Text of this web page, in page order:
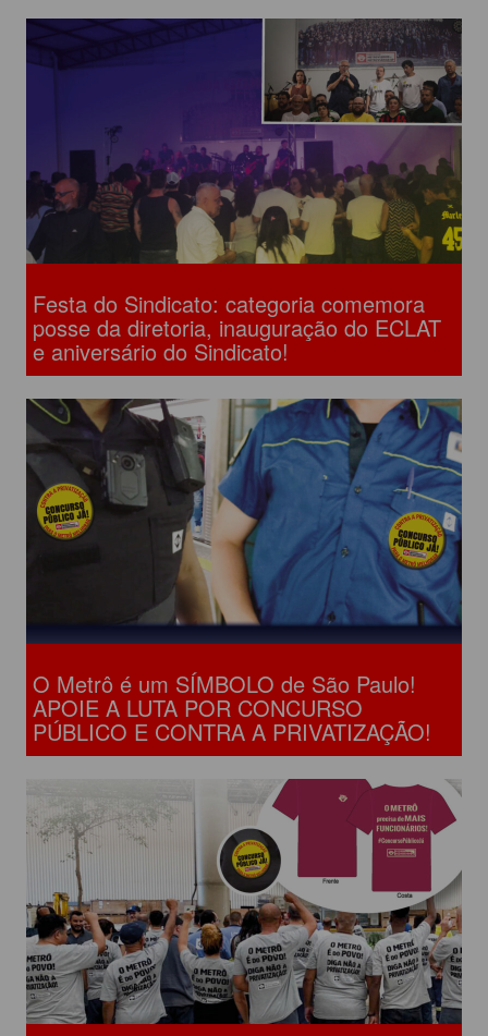
Festa do Sindicato: categoria comemora
posse da diretoria, inauguração do ECLAT
e aniversário do Sindicato!
O Metrô é um SÍMBOLO de São Paulo!
APOIE A LUTA POR CONCURSO
PÚBLICO E CONTRA A PRIVATIZAÇÃO!